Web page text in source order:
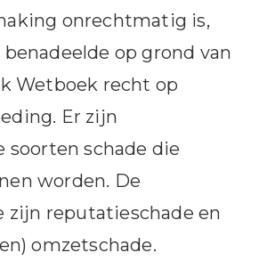
onrechtmatig is,
op grond van
Wetboek recht op
Er zijn
soorten schade die
worden. De
zijn reputatieschade en
omzetschade.